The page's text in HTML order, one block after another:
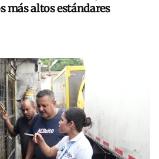
más altos estándares